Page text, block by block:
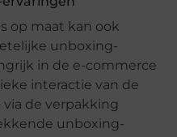
op maat kan ook
unboxing-
in de e-commerce
interactie van de
de verpakking
unboxing-